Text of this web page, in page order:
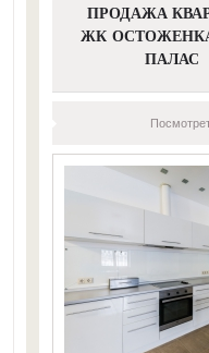
ПРОДАЖА
ЖК
ПАЛАС